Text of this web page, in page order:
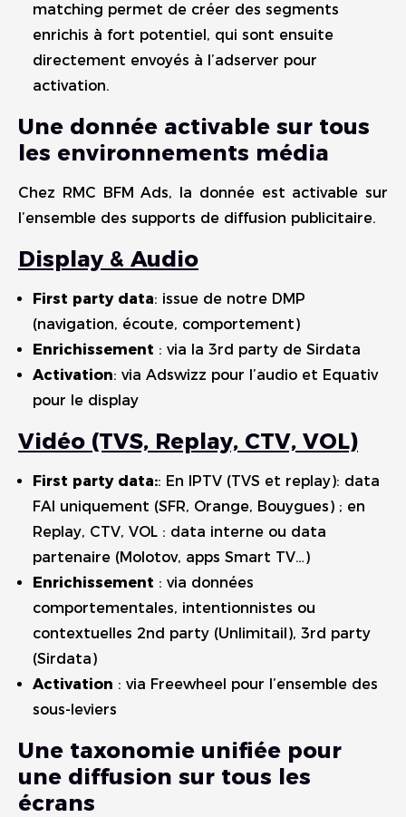
matching permet de créer des segments
enrichis à fort potentiel, qui sont ensuite
directement envoyés à l’adserver pour
activation.
Une donnée activable sur tous
les environnements média
Chez RMC BFM Ads, la donnée est activable sur
l’ensemble des supports de diffusion publicitaire.
Display & Audio
First party data: issue de notre DMP
(navigation, écoute, comportement)
Enrichissement : via la 3rd party de Sirdata
Activation: via Adswizz pour l’audio et Equativ
pour le display
Vidéo (TVS, Replay, CTV, VOL)
First party data:: En IPTV (TVS et replay): data
FAI uniquement (SFR, Orange, Bouygues) ; en
Replay, CTV, VOL : data interne ou data
partenaire (Molotov, apps Smart TV…)
Enrichissement : via données
comportementales, intentionnistes ou
contextuelles 2nd party (Unlimitail), 3rd party
(Sirdata)
Activation : via Freewheel pour l’ensemble des
sous-leviers
Une taxonomie unifiée pour
une diffusion sur tous les
écrans